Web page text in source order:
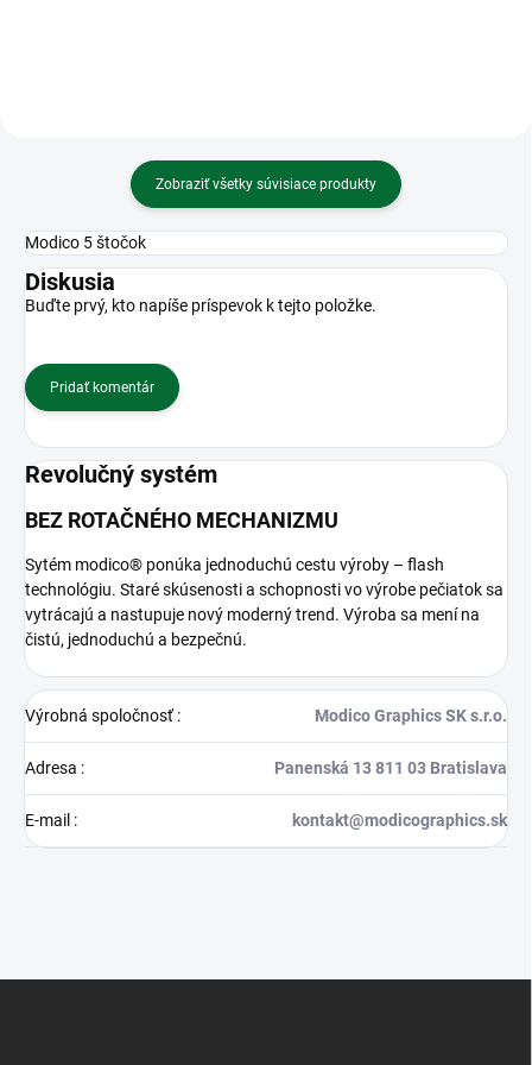
Zobraziť všetky súvisiace produkty
Modico 5 štočok
Diskusia
Buďte prvý, kto napíše príspevok k tejto položke.
Pridať komentár
Revolučný systém
BEZ ROTAČNÉHO MECHANIZMU
Sytém modico® ponúka jednoduchú cestu výroby – flash
technológiu. Staré skúsenosti a schopnosti vo výrobe pečiatok sa
vytrácajú a nastupuje nový moderný trend. Výroba sa mení na
čistú, jednoduchú a bezpečnú.
Výrobná spoločnosť: Modico Graphics SK s.r.o.
Adresa : Panenská 13 811 03 Bratislava
E-mail : kontakt@modicographics.sk